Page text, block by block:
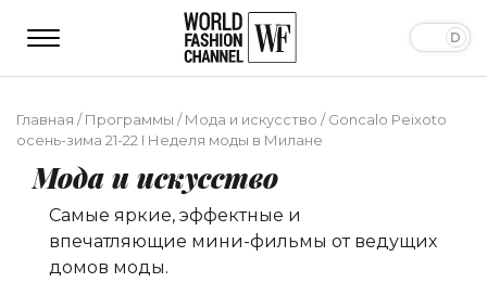
Главная /Программы /Мода и искусство /Goncalo Peixoto
осень-зима 21-22 I Неделя моды в Милане
Мода и искусство
Самые яркие, эффектные и
впечатляющие мини-фильмы от ведущих
домов моды.